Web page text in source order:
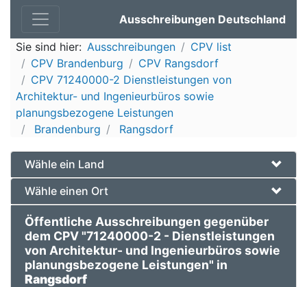
Ausschreibungen Deutschland
Sie sind hier: Ausschreibungen
CPV list
CPV Brandenburg
CPV Rangsdorf
CPV 71240000-2 Dienstleistungen von
Architektur- und Ingenieurbüros sowie
planungsbezogene Leistungen
Brandenburg
Rangsdorf
Wähle ein Land
Wähle einen Ort
Öffentliche Ausschreibungen gegenüber
dem CPV "71240000-2 - Dienstleistungen
von Architektur- und Ingenieurbüros sowie
planungsbezogene Leistungen" in
Rangsdorf